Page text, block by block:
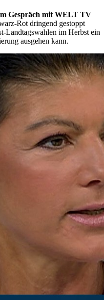
Gespräch mit WELT TV
Rot dringend gestoppt
Landtagswahlen im Herbst ein
ausgehen kann.